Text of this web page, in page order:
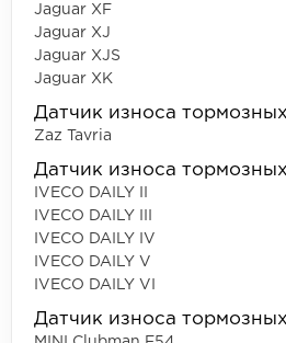
Jaguar XF
Jaguar XJ
Jaguar XJS
Jaguar XK
Датчик износа
Zaz Tavria
Датчик износа
IVECO DAILY II
IVECO DAILY III
IVECO DAILY IV
IVECO DAILY V
IVECO DAILY VI
Датчик износа